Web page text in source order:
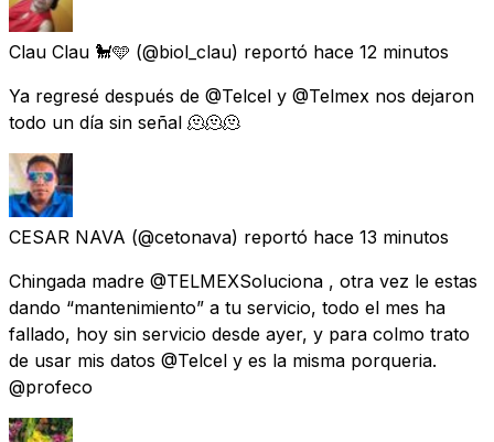
Clau Clau 🐩🩵 (@biol_clau) reportó hace 12 minutos
Ya regresé después de @Telcel y @Telmex nos dejaron
todo un día sin señal 🫠🫠🫠
CESAR NAVA (@cetonava) reportó hace 13 minutos
Chingada madre @TELMEXSoluciona , otra vez le estas
dando “mantenimiento” a tu servicio, todo el mes ha
fallado, hoy sin servicio desde ayer, y para colmo trato
de usar mis datos @Telcel y es la misma porqueria.
@profeco